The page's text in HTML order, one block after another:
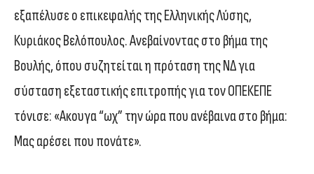
εξαπέλυσε ο επικεφαλής της Ελληνικής Λύσης,
Κυριάκος Βελόπουλος. Ανεβαίνοντας στο βήμα της
Βουλής, όπου συζητείται η πρόταση της ΝΔ για
σύσταση εξεταστικής επιτροπής για τον ΟΠΕΚΕΠΕ
τόνισε: «Ακουγα “ωχ” την ώρα που ανέβαινα στο βήμα:
Μας αρέσει που πονάτε».